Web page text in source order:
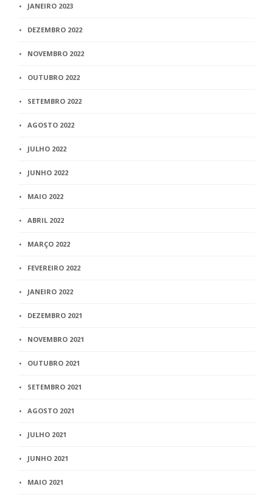
JANEIRO 2023
DEZEMBRO 2022
NOVEMBRO 2022
OUTUBRO 2022
SETEMBRO 2022
AGOSTO 2022
JULHO 2022
JUNHO 2022
MAIO 2022
ABRIL 2022
MARÇO 2022
FEVEREIRO 2022
JANEIRO 2022
DEZEMBRO 2021
NOVEMBRO 2021
OUTUBRO 2021
SETEMBRO 2021
AGOSTO 2021
JULHO 2021
JUNHO 2021
MAIO 2021